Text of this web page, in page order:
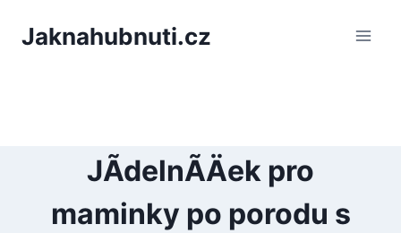
Jaknahubnuti.cz
JÃ­delnÃ­Äek pro
maminky po porodu s